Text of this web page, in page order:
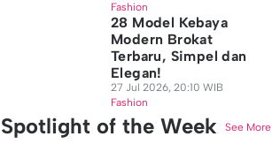
Fashion
28 Model Kebaya
Modern Brokat
Terbaru, Simpel dan
Elegan!
27 Jul 2026, 20:10 WIB
Fashion
Spotlight of the Week See More